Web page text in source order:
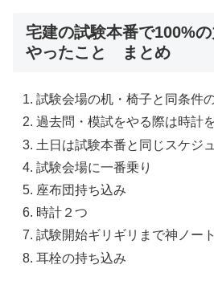
宅建の試験本番で100%
やったこと まとめ
試験会場の机・椅子と同条件
過去問・模試をやる際は時計
土日は試験本番と同じスケジ
試験会場に一番乗り
座布団持ち込み
時計２つ
試験開始ギリギリまで神ノー
耳栓の持ち込み